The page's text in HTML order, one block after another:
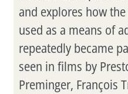
and explores how
used as a means of
repeatedly became
seen in films by
Preminger, François